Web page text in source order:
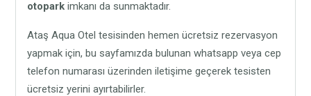
otopark imkanı da sunmaktadır.
Ataş Aqua Otel tesisinden hemen ücretsiz rezervasyon
yapmak için, bu sayfamızda bulunan whatsapp veya cep
telefon numarası üzerinden iletişime geçerek tesisten
ücretsiz yerini ayırtabilirler.